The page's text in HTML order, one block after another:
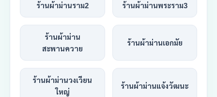
ร้านผ้าม่านราม2 ร้านผ้าม่านพระราม3
ร้านผ้าม่าน
สะพานควาย
ร้านผ้าม่านเอกมัย
ร้านผ้าม่านวงเวียน
ใหญ่
ร้านผ้าม่านแจ้งวัฒนะ